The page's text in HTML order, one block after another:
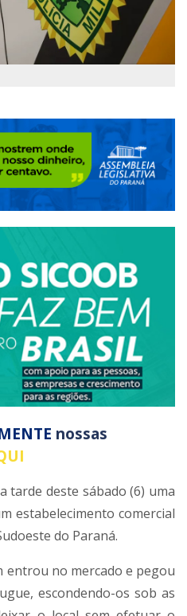
nossas
tarde deste sábado (6) uma
estabelecimento comercial
do Paraná.
entrou no mercado e pegou
escondendo-os sob as